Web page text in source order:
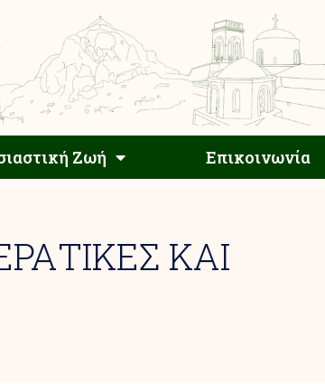
Ζωή Επικοινωνία
Εκκλησιαστική Ζωή Επικοινωνία
ΚΑΙ